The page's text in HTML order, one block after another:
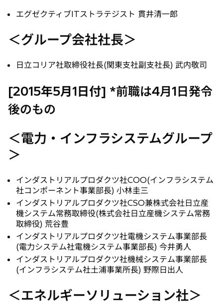
エグゼクティブITストラテジスト 貫井清一郎
＜グループ会社社長＞
日立コリア社取締役社長(関東支社副支社長) 武内敬司
[2015年5月1日付] *前職は4月1日発令
後のもの
＜電力・インフラシステムグループ
＞
インダストリアルプロダクツ社COO(インフラシステム
社コンポーネント事業部長) 小林圭三
インダストリアルプロダクツ社CSO兼株式会社日立産
機システム常務取締役(株式会社日立産機システム常務
取締役) 荒谷豊
インダストリアルプロダクツ社電機システム事業部長
(電力システム社電機システム事業部長) 今井勇人
インダストリアルプロダクツ社機械システム事業部長
(インフラシステム社土浦事業所長) 野際日出人
＜エネルギーソリューション社＞